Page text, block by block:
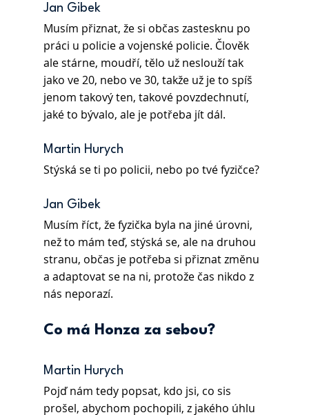
Jan Gibek
Musím přiznat, že si občas zastesknu po
práci u policie a vojenské policie. Člověk
ale stárne, moudří, tělo už neslouží tak
jako ve 20, nebo ve 30, takže už je to spíš
jenom takový ten, takové povzdechnutí,
jaké to bývalo, ale je potřeba jít dál.
Martin Hurych
Stýská se ti po policii, nebo po tvé fyzičce?
Jan Gibek
Musím říct, že fyzička byla na jiné úrovni,
než to mám teď, stýská se, ale na druhou
stranu, občas je potřeba si přiznat změnu
a adaptovat se na ni, protože čas nikdo z
nás neporazí.
Co má Honza za sebou?
Martin Hurych
Pojď nám tedy popsat, kdo jsi, co sis
prošel, abychom pochopili, z jakého úhlu